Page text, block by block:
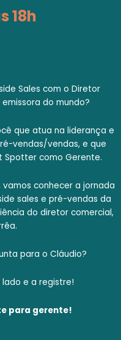
18h
Sales com o Diretor
do mundo?
que atua na liderança e
vendas/vendas, e que
Spotter como Gerente.
vamos conhecer a jornada
sales e pré-vendas da
do diretor comercial,
para o Cláudio?
e a registre!
para gerente!